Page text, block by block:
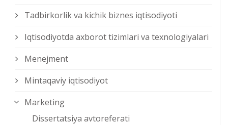
Tadbirkorlik va kichik biznes iqtisodiyoti
Iqtisodiyotda axborot tizimlari va texnologiyalari
Menejment
Mintaqaviy iqtisodiyot
Marketing
Dissertatsiya avtoreferati